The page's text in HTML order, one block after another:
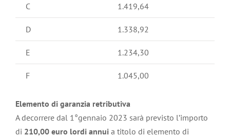
C 1.419,64
D 1.338,92
E 1.234,30
F 1.045,00
Elemento di garanzia retributiva
A decorrere dal 1°gennaio 2023 sarà previsto l’importo
di 210,00 euro lordi annui a titolo di elemento di